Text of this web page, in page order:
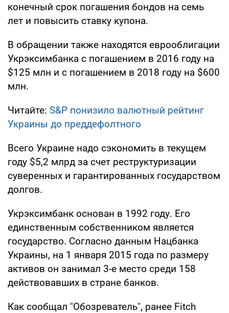
конечный срок погашения бондов на семь
лет и повысить ставку купона.
В обращении также находятся еврооблигации
Укрэксимбанка с погашением в 2016 году на
$125 млн и с погашением в 2018 году на $600
млн.
Читайте: S&P понизило валютный рейтинг
Украины до преддефолтного
Всего Украине надо сэкономить в текущем
году $5,2 млрд за счет реструктуризации
суверенных и гарантированных государством
долгов.
Укрэксимбанк основан в 1992 году. Его
единственным собственником является
государство. Согласно данным Нацбанка
Украины, на 1 января 2015 года по размеру
активов он занимал 3-е место среди 158
действовавших в стране банков.
Как сообщал "Обозреватель", ранее Fitch